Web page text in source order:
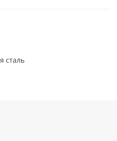
сталь